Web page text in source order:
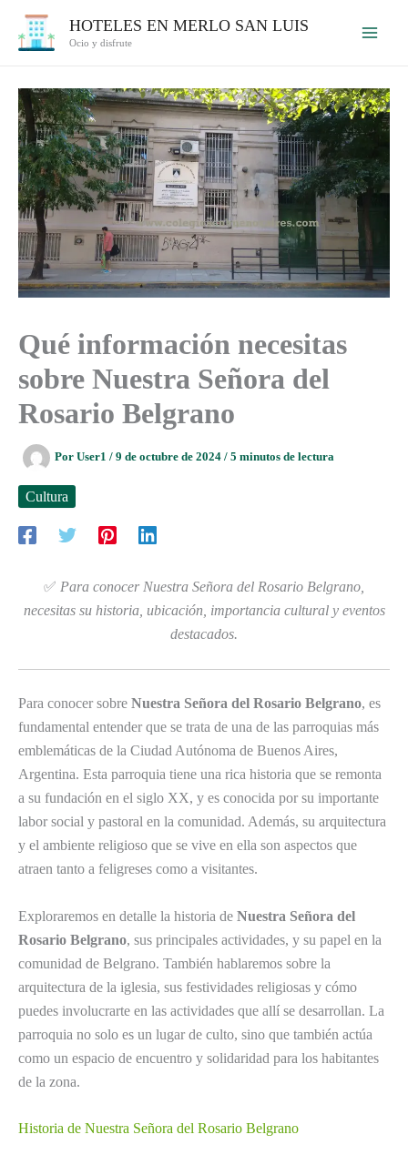
HOTELES EN MERLO SAN LUIS
Ocio y disfrute
Qué información necesitas
sobre Nuestra Señora del
Rosario Belgrano
Por User1 / 9 de octubre de 2024 / 5 minutos de lectura
Cultura
✅ Para conocer Nuestra Señora del Rosario Belgrano,
necesitas su historia, ubicación, importancia cultural y eventos
destacados.
Para conocer sobre Nuestra Señora del Rosario Belgrano, es
fundamental entender que se trata de una de las parroquias más
emblemáticas de la Ciudad Autónoma de Buenos Aires,
Argentina. Esta parroquia tiene una rica historia que se remonta
a su fundación en el siglo XX, y es conocida por su importante
labor social y pastoral en la comunidad. Además, su arquitectura
y el ambiente religioso que se vive en ella son aspectos que
atraen tanto a feligreses como a visitantes.
Exploraremos en detalle la historia de Nuestra Señora del
Rosario Belgrano, sus principales actividades, y su papel en la
comunidad de Belgrano. También hablaremos sobre la
arquitectura de la iglesia, sus festividades religiosas y cómo
puedes involucrarte en las actividades que allí se desarrollan. La
parroquia no solo es un lugar de culto, sino que también actúa
como un espacio de encuentro y solidaridad para los habitantes
de la zona.
Historia de Nuestra Señora del Rosario Belgrano